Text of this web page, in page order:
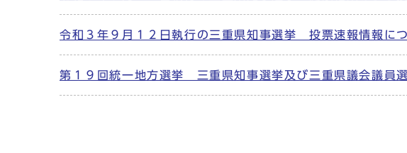
令和３年９月１２日執行の三重県知事選挙 投票速報情報に
第１９回統一地方選挙 三重県知事選挙及び三重県議会議員